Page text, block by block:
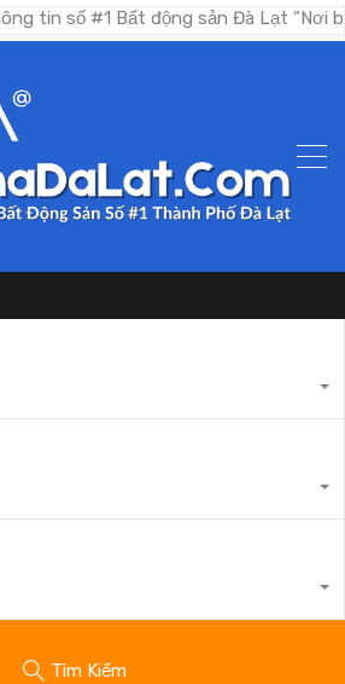
#1 Bất động sản Đà Lạt "Nơi bạn
Tìm Kiếm